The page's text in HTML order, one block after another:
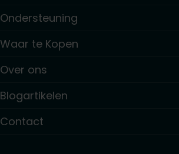
Ondersteuning
Waar te Kopen
Over ons
Blogartikelen
Contact